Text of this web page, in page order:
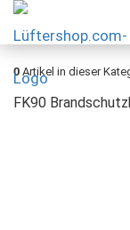
0 Artikel in dieser
FK90